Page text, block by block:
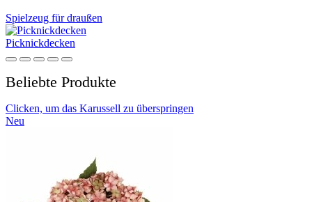
Spielzeug für draußen
Picknickdecken
Beliebte Produkte
Clicken, um das Karussell zu überspringen
Neu